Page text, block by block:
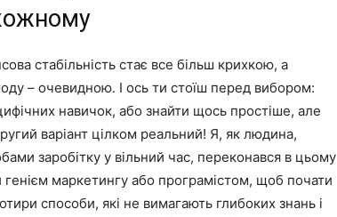
стабільність стає все більш крихкою, а
– очевидною. І ось ти стоїш перед вибором:
навичок, або знайти щось простіше, але
варіант цілком реальний! Я, як людина,
заробітку у вільний час, переконався в цьому
генієм маркетингу або програмістом, щоб почати
способи, які не вимагають глибоких знань і